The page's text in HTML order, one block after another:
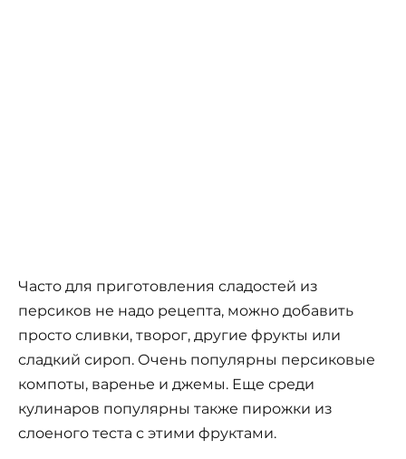
Часто для приготовления сладостей из
персиков не надо рецепта, можно добавить
просто сливки, творог, другие фрукты или
сладкий сироп. Очень популярны персиковые
компоты, варенье и джемы. Еще среди
кулинаров популярны также пирожки из
слоеного теста с этими фруктами.